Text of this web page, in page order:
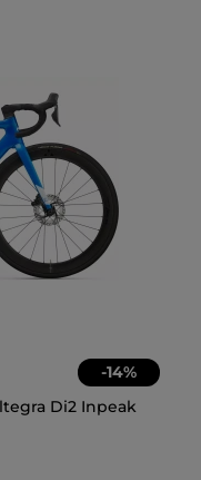
-14%
Di2 Inpeak